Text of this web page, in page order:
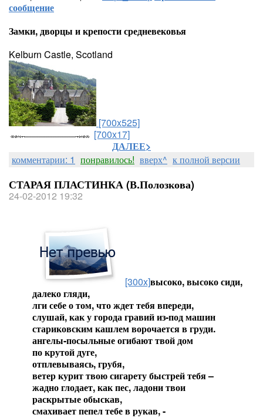
сообщение
Замки, дворцы и крепости средневековья
Kelburn Castle, Scotland
[700x525]
[700x17]
ДАЛЕЕ>
комментарии: 1 понравилось! вверх^ к полной версии
СТАРАЯ ПЛАСТИНКА (В.Полозкова)
24-02-2012 19:32
[300x]высоко, высоко сиди,
далеко гляди,
лги себе о том, что ждет тебя впереди,
слушай, как у города гравий из-под машин
стариковским кашлем ворочается в груди.
ангелы-посыльные огибают твой дом
по крутой дуге,
отплевываясь, грубя,
ветер курит твою сигарету быстрей тебя –
жадно глодает, как пес, ладони твои
раскрытые обыскав,
смахивает пепел тебе в рукав, -